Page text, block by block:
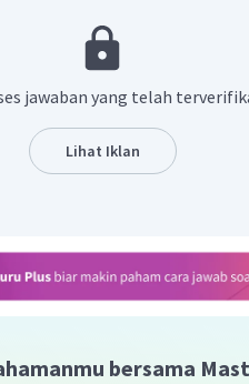
(belum jenuh)
NaOH 0,1 M
danjawaban yang telah
Lihat Iklan
bersama